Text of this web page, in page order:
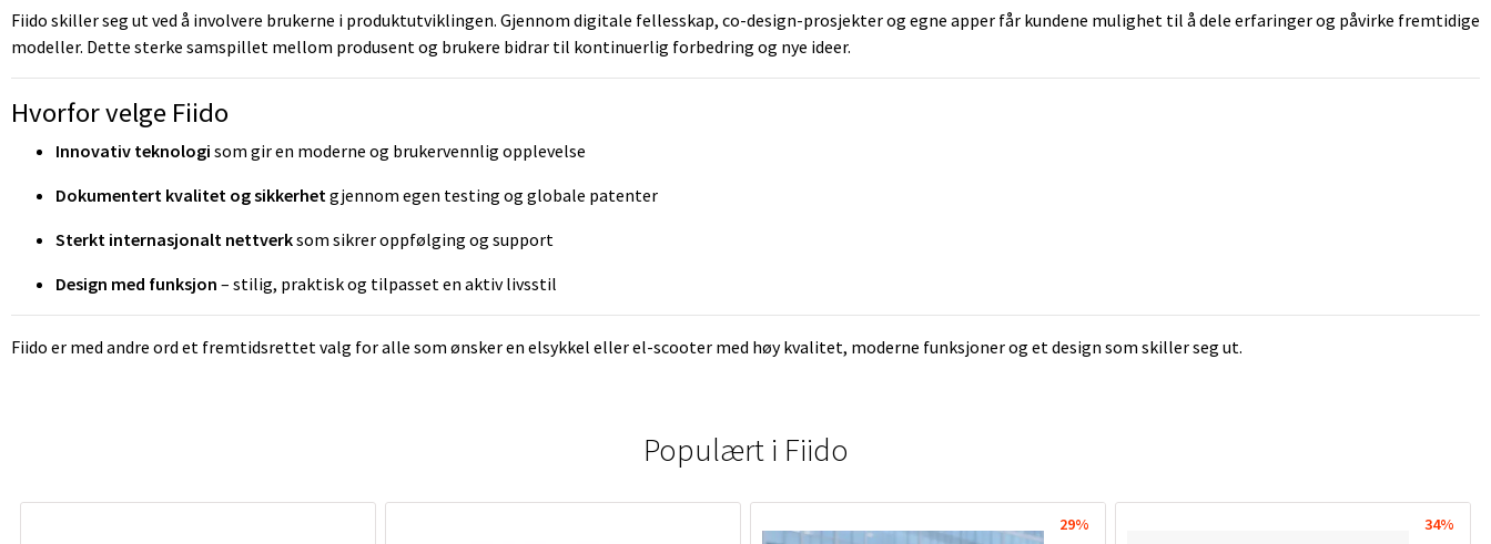
Fiido skiller seg ut ved å involvere brukerne i produktutviklingen. Gjennom digitale fellesskap, co-design-prosjekter og egne apper får kundene mulighet til å dele erfaringer og påvirke fremtidige
modeller. Dette sterke samspillet mellom produsent og brukere bidrar til kontinuerlig forbedring og nye ideer.
Hvorfor velge Fiido
Innovativ teknologi som gir en moderne og brukervennlig opplevelse
Dokumentert kvalitet og sikkerhet gjennom egen testing og globale patenter
Sterkt internasjonalt nettverksom sikrer oppfølging og support
Design med funksjon – stilig, praktisk og tilpasset en aktiv livsstil
Fiido er med andre ord et fremtidsrettet valg for alle som ønsker en elsykkel eller el-scooter med høy kvalitet, moderne funksjoner og et design som skiller seg ut.
Populært i Fiido
29% 34%